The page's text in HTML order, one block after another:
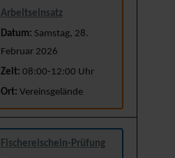
Arbeitseinsatz
Datum: Samstag, 28.
Februar 2026
Zeit: 08:00-12:00 Uhr
Ort: Vereinsgelände
Fischereischein-Prüfung